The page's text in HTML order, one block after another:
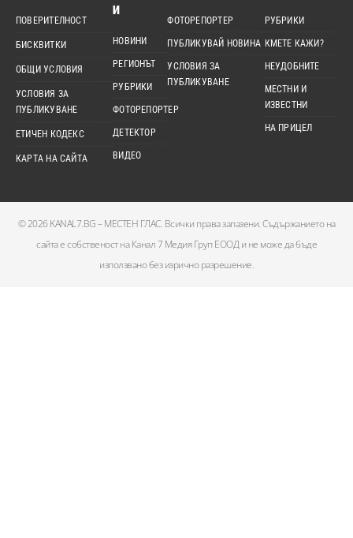
ПОВЕРИТЕЛНОСТ
БИСКВИТКИ
ОБЩИ УСЛОВИЯ
УСЛОВИЯ ЗА
ПУБЛИКУВАНЕ
ЕТИЧЕН КОДЕКС
КАРТА НА САЙТА
И
НОВИНИ
РЕГИОНЪТ
РУБРИКИ
ФОТОРЕПОРТЕР
ДЕТЕКТОР
ВИДЕО
ФОТОРЕПОРТЕР
ПУБЛИКУВАЙ НОВИНА
УСЛОВИЯ ЗА
ПУБЛИКУВАНЕ
РУБРИКИ
КМЕТЕ КАЖИ?
НЕУДОБНИТЕ
МЕСТНИ И
ИЗВЕСТНИ
НА ПРИЦЕЛ
© 2026 KANAL7.BG – МЕСТЕН ГЛАС. Всички права запазени. Съдържанието на
сайта е собственост на Канал 7 Медия Груп ЕООД и не може да бъде
използвано без изрично разрешение.